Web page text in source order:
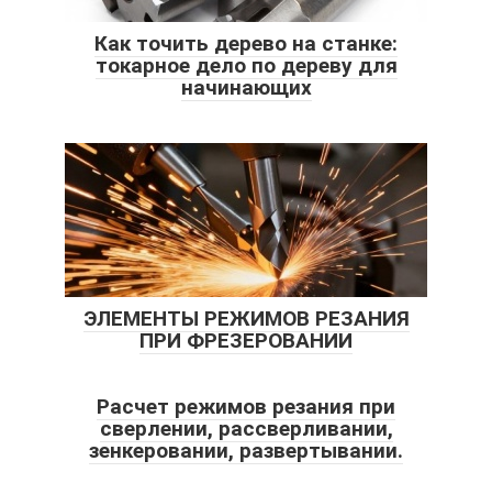
Как точить дерево на станке:
токарное дело по дереву для
начинающих
ЭЛЕМЕНТЫ РЕЖИМОВ РЕЗАНИЯ
ПРИ ФРЕЗЕРОВАНИИ
Расчет режимов резания при
сверлении, рассверливании,
зенкеровании, развертывании.